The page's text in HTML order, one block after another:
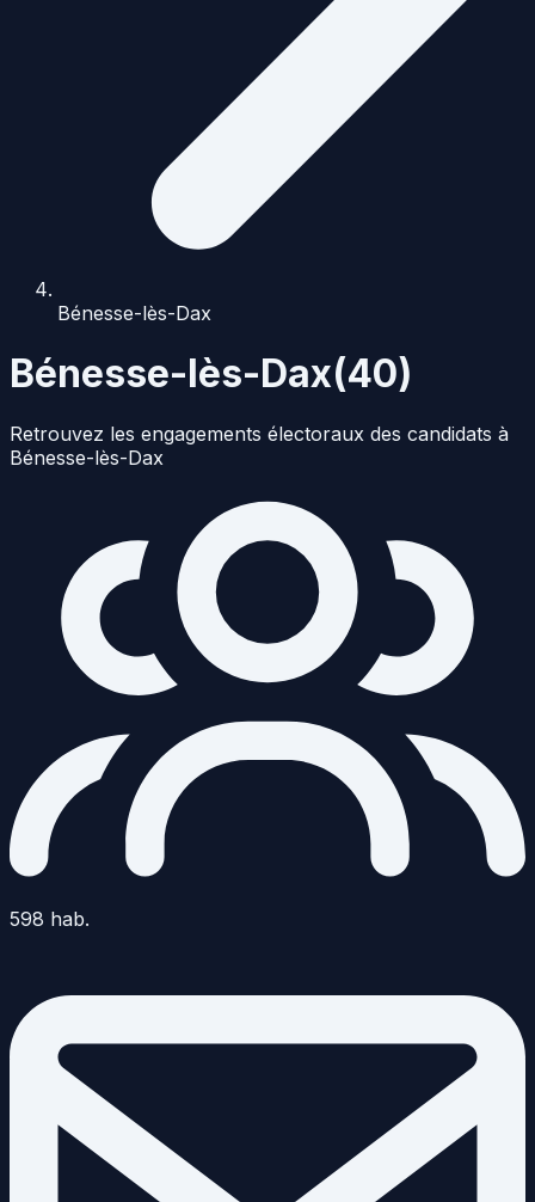
Bénesse-lès-Dax
Bénesse-lès-Dax(40)
Retrouvez les engagements électoraux des candidats à
Bénesse-lès-Dax
598 hab.